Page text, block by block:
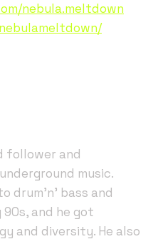
nebula.meltdown
follower and
music.
drum’n’ bass and
and he got
and diversity. He also